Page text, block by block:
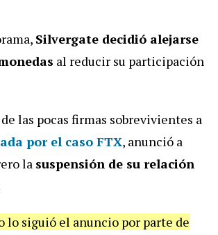
Silvergate decidió alejarse
al reducir su participación
de las pocas firmas sobrevivientes a
por el caso FTX, anunció a
la suspensión de su relación
lo siguió el anuncio por parte de